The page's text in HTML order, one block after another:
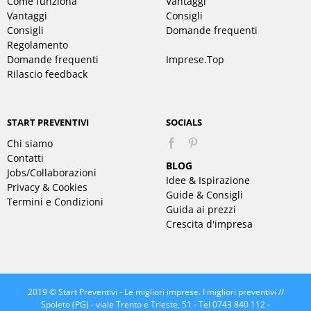
Vantaggi
Consigli
Regolamento
Domande frequenti
Rilascio feedback
Consigli
Domande frequenti
Imprese.Top
START PREVENTIVI
Chi siamo
Contatti
Jobs/Collaborazioni
Privacy & Cookies
Termini e Condizioni
SOCIALS
BLOG
Idee & Ispirazione
Guide & Consigli
Guida ai prezzi
Crescita d'impresa
2019 © Start Preventivi - Le migliori imprese. I migliori preventivi //
Spoleto (PG) - viale Trento e Trieste, 51 - Tel 0743 840 112 -